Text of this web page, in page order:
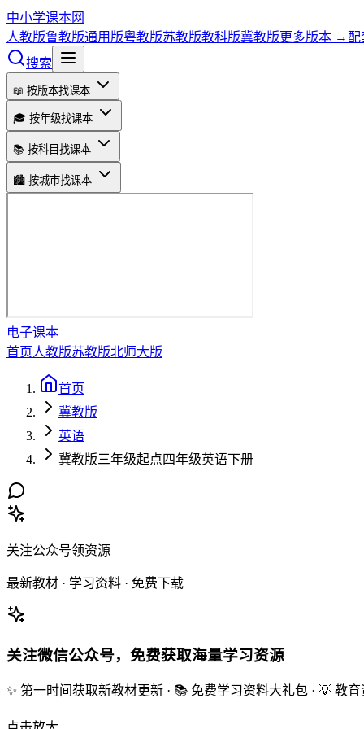
中小学课本网
人教版鲁教版通用版粤教版苏教版教科版冀教版更多版本 → 配
搜索
📖 按版本找课本
🎓 按年级找课本
📚 按科目找课本
🏙️ 按城市找课本
电子课本
首页人教版苏教版北师大版
首页
冀教版
英语
冀教版三年级起点四年级英语下册
关注公众号领资源
最新教材 · 学习资料 · 免费下载
关注微信公众号，免费获取海量学习资源
✨ 第一时间获取新教材更新 · 📚 免费学习资料大礼包 · 💡 教